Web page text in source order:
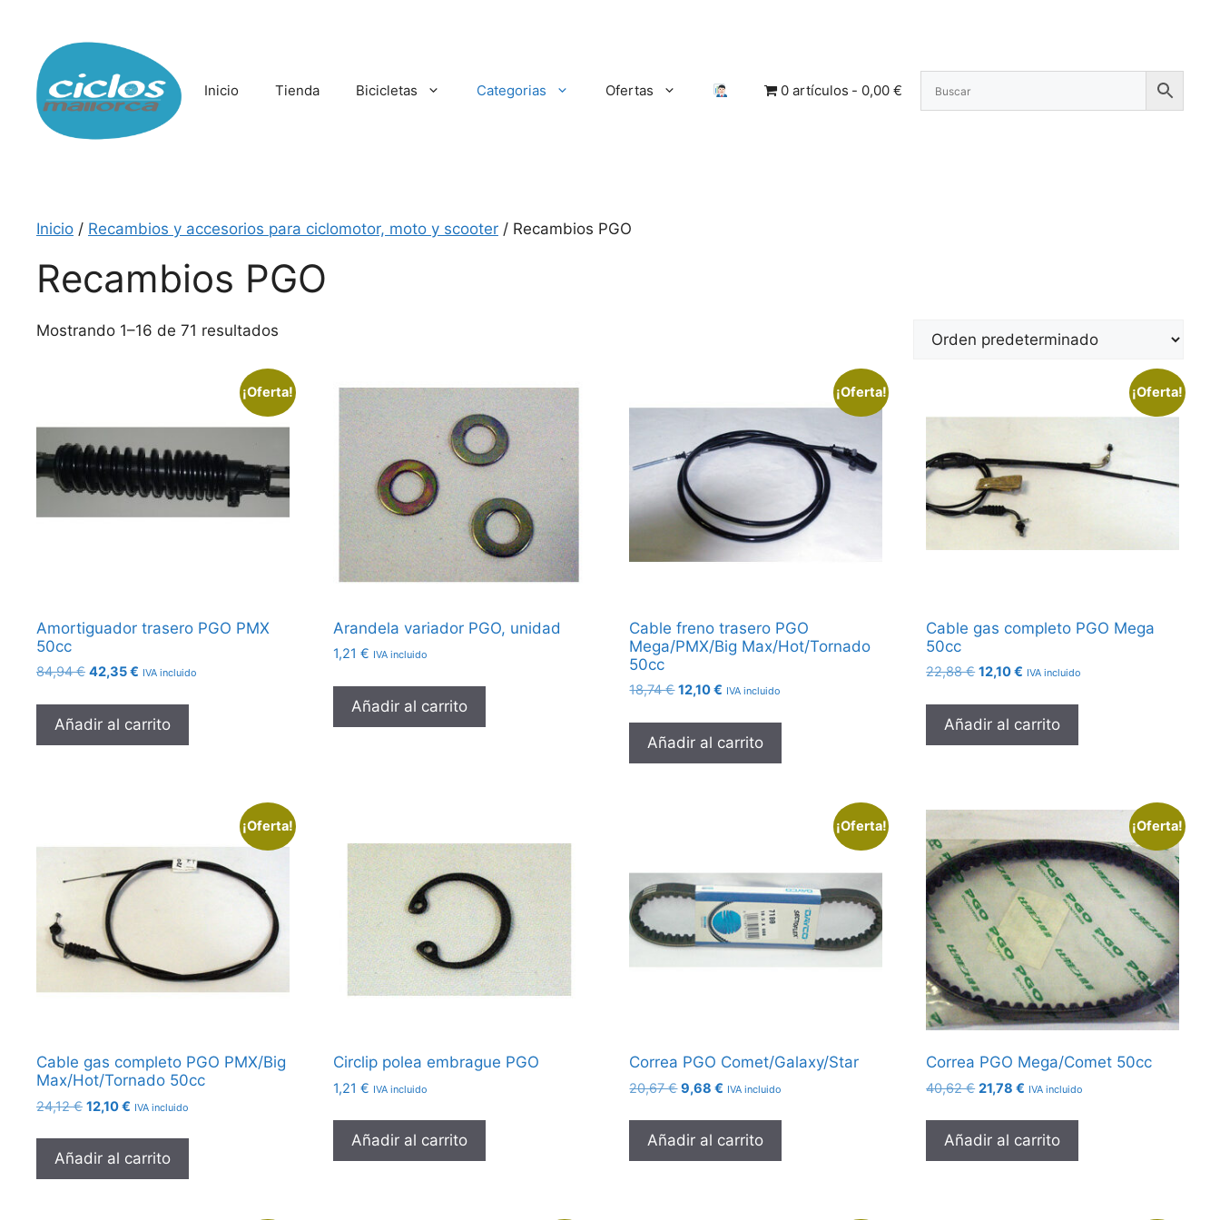
contenido
Inicio Tienda Bicicletas Categorias Ofertas 0 artículos 0,00 €
Inicio / Recambios y accesorios para ciclomotor, moto y scooter / Recambios PGO
Recambios PGO
Mostrando 1–16 de 71 resultados
¡Oferta!
Amortiguador trasero PGO PMX
50cc
84,94€ El
original
era:
84,94 €.
42,35€ El
actual
es:
42,35 €.
IVA incluido
Añadir al carrito
Arandela variador PGO, unidad
1,21 € IVA incluido
Añadir al carrito
¡Oferta!
Cable freno trasero PGO
Mega/PMX/Big Max/Hot/Tornado
50cc
18,74€El
original
era:
18,74 €.
12,10€ El
actual
es:
12,10 €.
IVA incluido
Añadir al carrito
¡Oferta!
Cable gas completo PGO Mega
50cc
22,88€ El
original
era:
22,88 €.
12,10€ El
actual
es:
12,10 €.
IVA incluido
Añadir al carrito
¡Oferta!
Cable gas completo PGO PMX/Big
Max/Hot/Tornado 50cc
24,12€ El
original
era:
24,12 €.
12,10€ El
actual
es:
12,10 €.
IVA incluido
Añadir al carrito
Circlip polea embrague PGO
1,21 € IVA incluido
Añadir al carrito
¡Oferta!
Correa PGO Comet/Galaxy/Star
20,67€El
original
era:
20,67 €.
9,68€ El
actual
es:
9,68 €.
IVA incluido
Añadir al carrito
¡Oferta!
Correa PGO Mega/Comet 50cc
40,62€ El
original
era:
40,62 €.
21,78€ El
actual
es:
21,78 €.
IVA incluido
Añadir al carrito